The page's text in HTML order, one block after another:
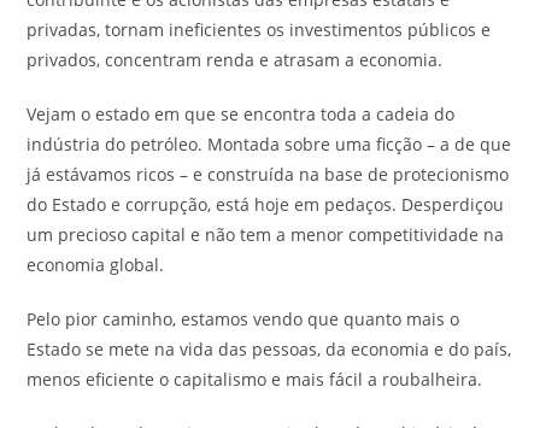
privadas, tornam ineficientes os investimentos públicos e
privados, concentram renda e atrasam a economia.
Vejam o estado em que se encontra toda a cadeia do
indústria do petróleo. Montada sobre uma ficção – a de que
já estávamos ricos – e construída na base de protecionismo
do Estado e corrupção, está hoje em pedaços. Desperdiçou
um precioso capital e não tem a menor competitividade na
economia global.
Pelo pior caminho, estamos vendo que quanto mais o
Estado se mete na vida das pessoas, da economia e do país,
menos eficiente o capitalismo e mais fácil a roubalheira.